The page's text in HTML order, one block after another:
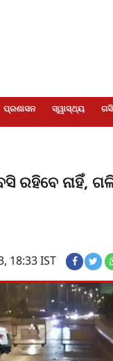
ପ୍ରଶାସନ ସ୍ୱାସ୍ଥ୍ୟ
ରହିବେ ନାହିଁ,
18:33 IST